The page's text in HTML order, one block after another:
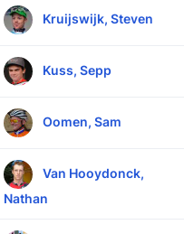
Kruijswijk, Steven
Kuss, Sepp
Oomen, Sam
Van Hooydonck,
Nathan